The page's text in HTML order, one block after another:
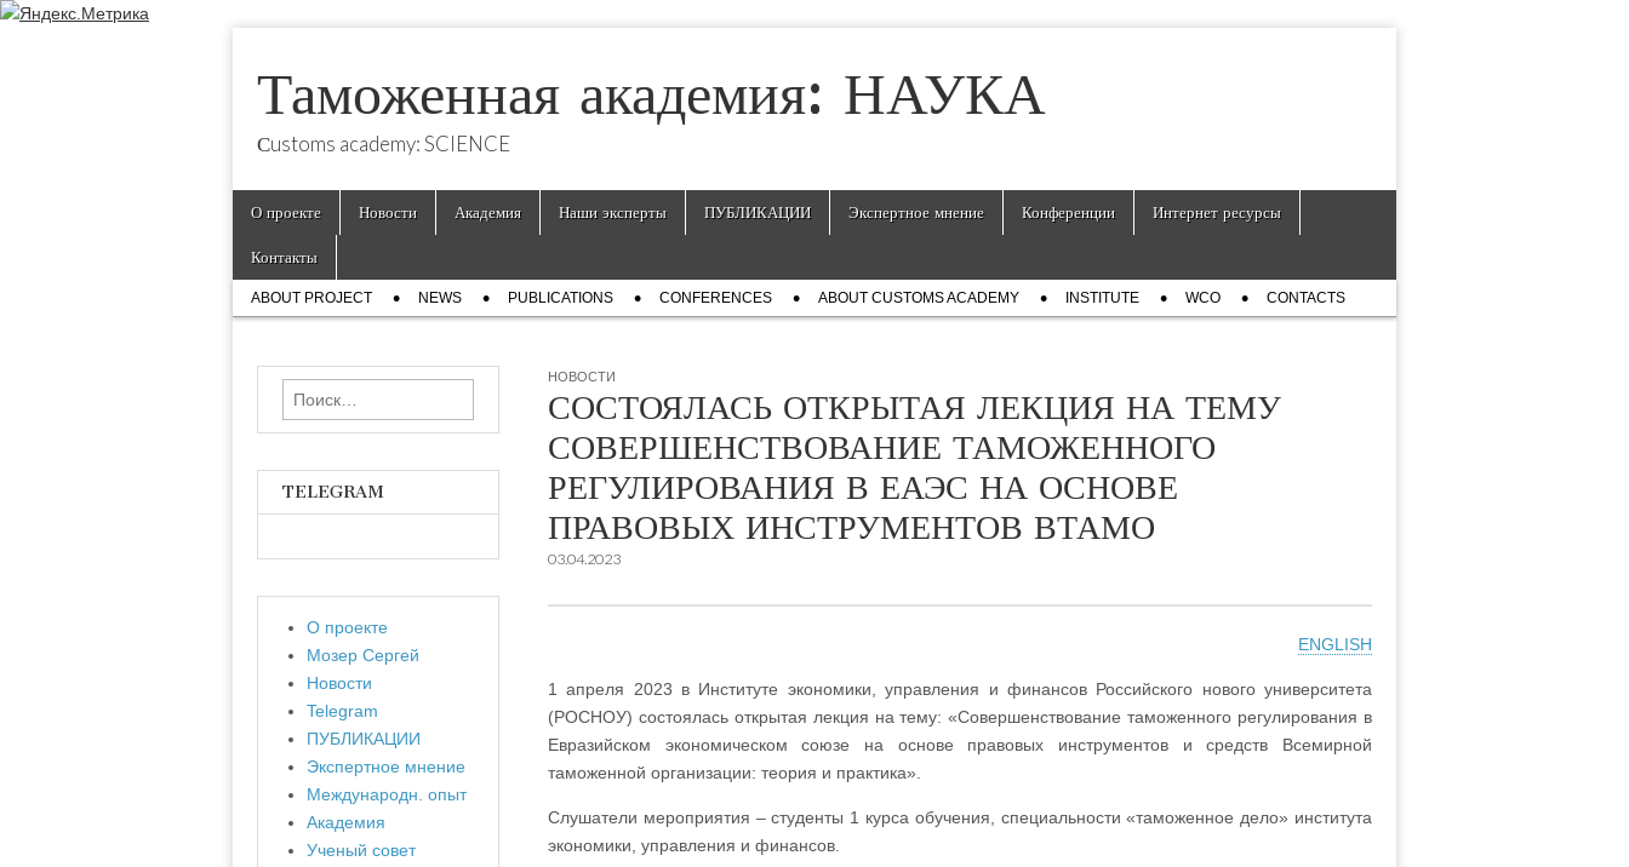
Таможенная академия: НАУКА
Сustoms academy: SCIENCE
Main
content
О проекте Новости Академия Наши эксперты ПУБЛИКАЦИИ Экспертное мнение Конференции Интернет ресурсы
Контакты
Sub
menu
ABOUT PROJECT NEWS PUBLICATIONS СONFERENCES ABOUT CUSTOMS ACADEMY INSTITUTE WCO CONTACTS
НОВОСТИ
СОСТОЯЛАСЬ ОТКРЫТАЯ ЛЕКЦИЯ НА ТЕМУ
СОВЕРШЕНСТВОВАНИЕ ТАМОЖЕННОГО
РЕГУЛИРОВАНИЯ В ЕАЭС НА ОСНОВЕ
ПРАВОВЫХ ИНСТРУМЕНТОВ ВТАМО
03.04.2023
ENGLISH
1 апреля 2023 в Институте экономики, управления и финансов Российского нового университета
(РОСНОУ) состоялась открытая лекция на тему: «Совершенствование таможенного регулирования в
Евразийском экономическом союзе на основе правовых инструментов и средств Всемирной
таможенной организации: теория и практика».
Слушатели мероприятия – студенты 1 курса обучения, специальности «таможенное дело» института
экономики, управления и финансов.
Найти:
TELEGRAM
О проекте
Мозер Сергей
Новости
Telegram
ПУБЛИКАЦИИ
Экспертное мнение
Международн. опыт
Академия
Ученый совет